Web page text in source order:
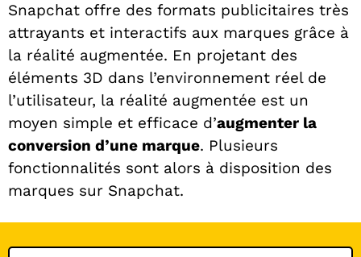
Snapchat offre des formats publicitaires très
attrayants et interactifs aux marques grâce à
la réalité augmentée. En projetant des
éléments 3D dans l’environnement réel de
l’utilisateur, la réalité augmentée est un
moyen simple et efficace d’augmenter la
conversion d’une marque. Plusieurs
fonctionnalités sont alors à disposition des
marques sur Snapchat.